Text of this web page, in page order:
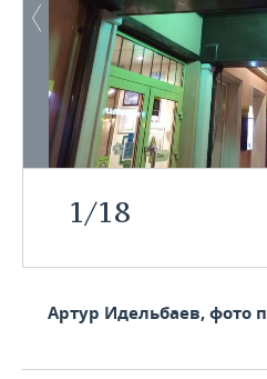
1/18
Артур Идельбаев, фото